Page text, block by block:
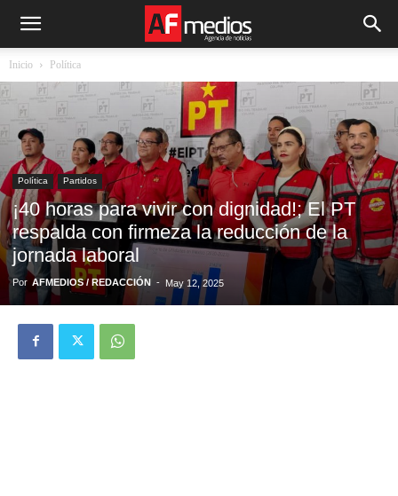
Inicio Política
Política Partidos
¡40 horas para vivir con dignidad!; El PT
respalda con firmeza la reducción de la
jornada laboral
Por AFMEDIOS / REDACCIÓN - May 12, 2025